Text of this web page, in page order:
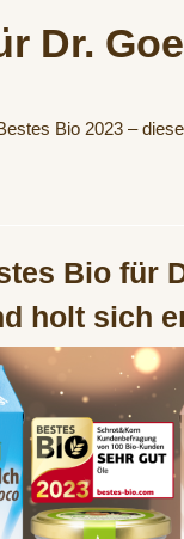
Dr.
Bio 2023 –
Bio für
holt sich